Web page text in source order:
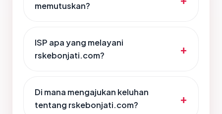
memutuskan?
ISP apa yang melayani
rskebonjati.com?
Di mana mengajukan keluhan
tentang rskebonjati.com?